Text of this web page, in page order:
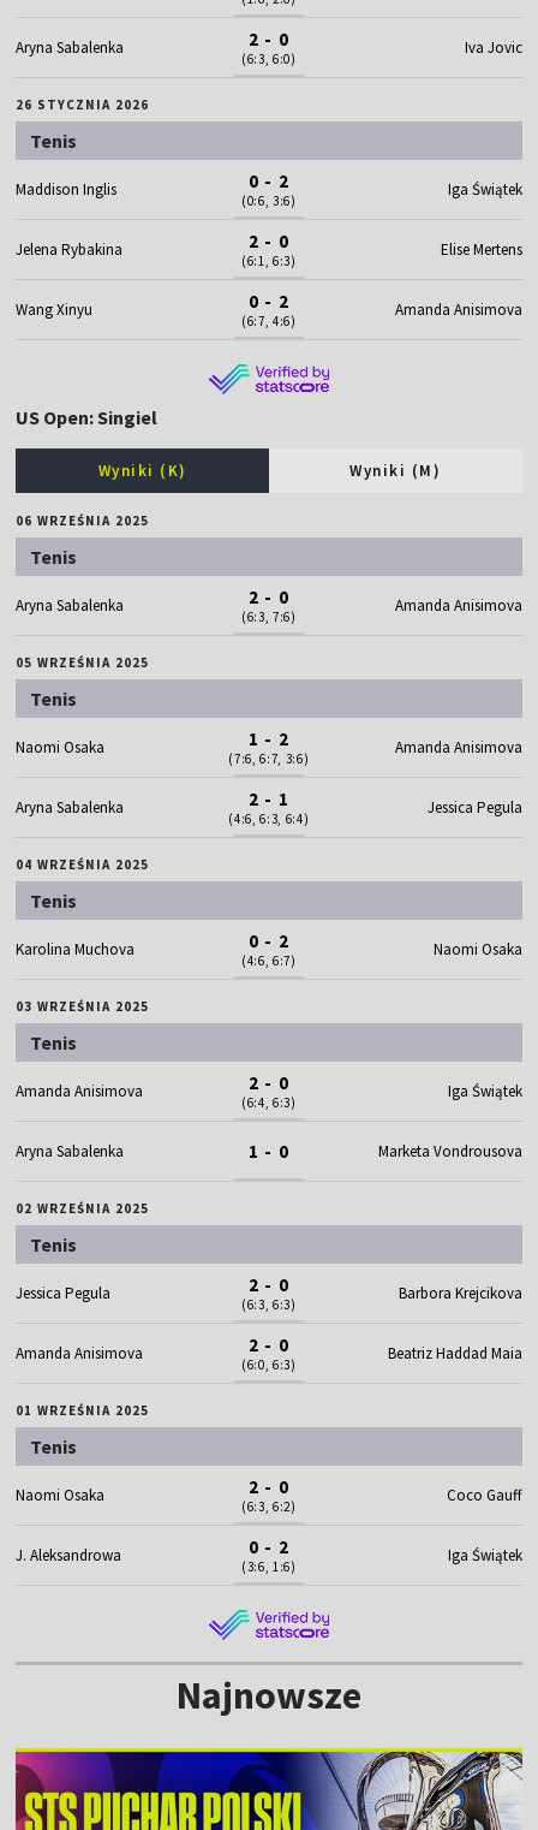
Aryna Sabalenka 2 - 0
(6:3, 6:0)
Iva Jovic
26 STYCZNIA 2026
Tenis
Maddison Inglis 0 - 2
(0:6, 3:6)
Iga Świątek
Jelena Rybakina 2 - 0
(6:1, 6:3)
Elise Mertens
Wang Xinyu 0 - 2
(6:7, 4:6)
Amanda Anisimova
US Open: Singiel
Wyniki (K) Wyniki (M)
06 WRZEŚNIA 2025
Tenis
Aryna Sabalenka 2 - 0
(6:3, 7:6)
Amanda Anisimova
05 WRZEŚNIA 2025
Tenis
Naomi Osaka 1 - 2
(7:6, 6:7, 3:6)
Amanda Anisimova
Aryna Sabalenka 2 - 1
(4:6, 6:3, 6:4)
Jessica Pegula
04 WRZEŚNIA 2025
Tenis
Karolina Muchova 0 - 2
(4:6, 6:7)
Naomi Osaka
03 WRZEŚNIA 2025
Tenis
Amanda Anisimova 2 - 0
(6:4, 6:3)
Iga Świątek
Aryna Sabalenka 1 - 0 Marketa Vondrousova
02 WRZEŚNIA 2025
Tenis
Jessica Pegula 2 - 0
(6:3, 6:3)
Barbora Krejcikova
Amanda Anisimova 2 - 0
(6:0, 6:3)
Beatriz Haddad Maia
01 WRZEŚNIA 2025
Tenis
Naomi Osaka 2 - 0
(6:3, 6:2)
Coco Gauff
J. Aleksandrowa 0 - 2
(3:6, 1:6)
Iga Świątek
Najnowsze